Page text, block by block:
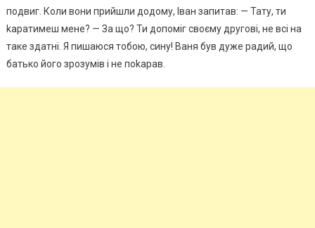
подвиг. Коли вони прийшли додому, Іван запитав: — Тату, ти
kаратимеш мене? — За що? Ти допоміг своєму другові, не всі на
таке здатні. Я пишаюся тобою, сину! Ваня був дуже радий, що
батько його зрозумів і не поkарав.